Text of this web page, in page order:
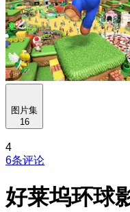
图片集
16
4
6条评论
好莱坞环球